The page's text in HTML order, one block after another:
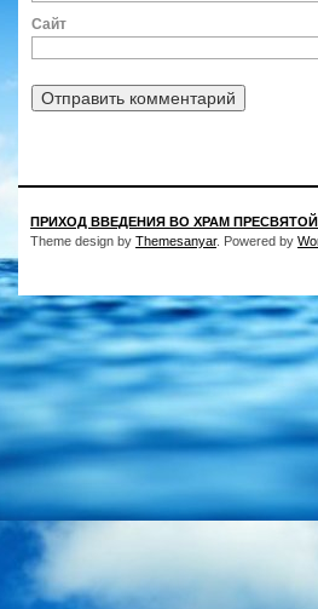
Сайт
ПРИХОД ВВЕДЕНИЯ ВО ХРАМ
Theme design by Themesanyar. Powered by